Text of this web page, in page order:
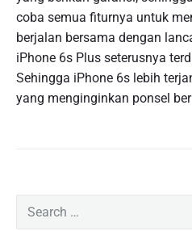
coba semua fiturnya untuk
berjalan bersama dengan
iPhone 6s Plus seterusnya
Sehingga iPhone 6s lebih
yang menginginkan ponsel